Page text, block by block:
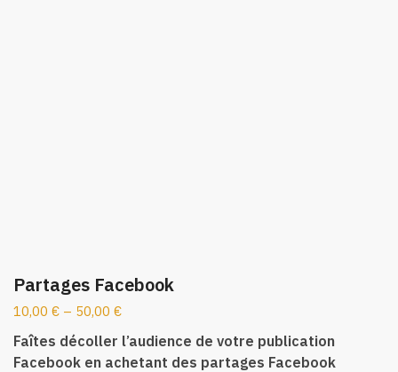
Partages Facebook
10,00 € – 50,00 €
Faîtes décoller l’audience de votre publication
Facebook en achetant des partages Facebook